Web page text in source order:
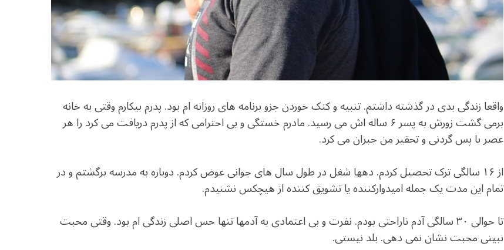
واقعا زندگی بدی در گذشته داشتم. تنبیه و کتک خوردن جزو برنامه های روزانه ام بود. پدرم بیکارم وقتی به خانه
برمی گشت زورش به پسر ۶ ساله اش می رسید. مادرم خستگی و بی احترامی که از پدرم دریافت می کرد را هر
عصر با پس گردنی و تحقیر من جبران می کرد.
از ۱۶ سالگی ترک تحصیل کردم. دهها شغل در طول سال های جوانی عوض کردم. دوباره به مدرسه برگشتم و در
تمام این مدت یک جمله امیدوارکننده یا تشویق کننده از هیچکس نشنیدم.
تا حوالی ۳۰ سالگی آدم ناراحتی بودم. نفرت و بی اعتمادی به آدمها تنها حس اصلی زندگی ام بود. وقتی محبت
نبینی محبت نشان نمی دهی. بلد نیستی.